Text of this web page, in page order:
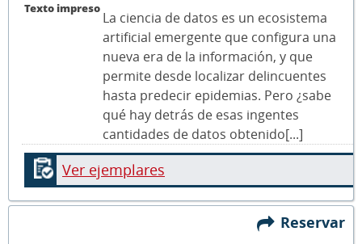
Texto impreso
La ciencia de datos es un ecosistema
artificial emergente que configura una
nueva era de la información, y que
permite desde localizar delincuentes
hasta predecir epidemias. Pero ¿sabe
qué hay detrás de esas ingentes
cantidades de datos obtenido[...]
Ver ejemplares
Reservar